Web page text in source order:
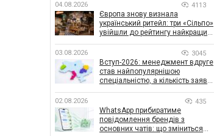
04.08.2026 4113
Європа знову визнала
український ритейл: три «Сільпо»
увійшли до рейтингу найкращих
03.08.2026 3045
Вступ-2026: менеджмент вдруге
став найпопулярнішою
спеціальністю, а кількість заяв
02.08.2026 435
WhatsApp прибиратиме
повідомлення брендів з
основних чатів: що зміниться